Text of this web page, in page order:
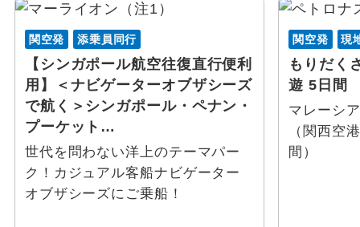
関空発 添乗員同行
【シンガポール航空往復直行便利
用】＜ナビゲーターオブザシーズ
で航く＞シンガポール・ペナン・
プーケット…
世代を問わない洋上のテーマパー
ク！カジュアル客船ナビゲーター
オブザシーズにご乗船！
関空発 現
もりだく
遊 5日間
マレーシ
（関西空
間）